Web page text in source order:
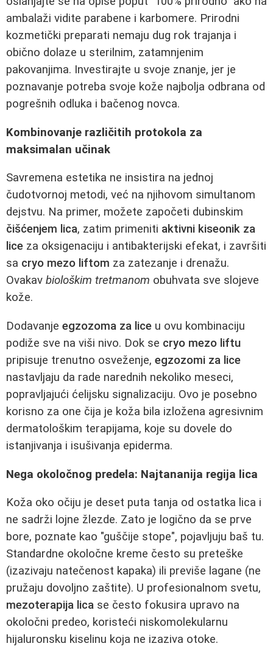
ambalaži vidite parabene i karbomere. Prirodni
kozmetički preparati nemaju dug rok trajanja i
obično dolaze u sterilnim, zatamnjenim
pakovanjima. Investirajte u svoje znanje, jer je
poznavanje potreba svoje kože najbolja odbrana od
pogrešnih odluka i bačenog novca.
Kombinovanje različitih protokola za
maksimalan učinak
Savremena estetika ne insistira na jednoj
čudotvornoj metodi, već na njihovom simultanom
dejstvu. Na primer, možete započeti dubinskim
čišćenjem lica, zatim primeniti aktivni kiseonik za
lice za oksigenaciju i antibakterijski efekat, i završiti
sa cryo mezo liftom za zatezanje i drenažu.
Ovakav biološkim tretmanom obuhvata sve slojeve
kože.
Dodavanje egzozoma za lice u ovu kombinaciju
podiže sve na viši nivo. Dok se cryo mezo liftu
pripisuje trenutno osveženje, egzozomi za lice
nastavljaju da rade narednih nekoliko meseci,
popravljajući ćelijsku signalizaciju. Ovo je posebno
korisno za one čija je koža bila izložena agresivnim
dermatološkim terapijama, koje su dovele do
istanjivanja i isušivanja epiderma.
Nega okoločnog predela: Najtananija regija lica
Koža oko očiju je deset puta tanja od ostatka lica i
ne sadrži lojne žlezde. Zato je logično da se prve
bore, poznate kao "guščije stope", pojavljuju baš tu.
Standardne okoločne kreme često su preteške
(izazivaju natečenost kapaka) ili previše lagane (ne
pružaju dovoljno zaštite). U profesionalnom svetu,
mezoterapija lica se često fokusira upravo na
okoločni predeo, koristeći niskomolekularnu
hijaluronsku kiselinu koja ne izaziva otoke.